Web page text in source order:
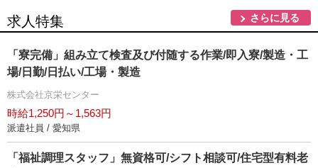
求人特集 さらに見る
「寮完備」組み立て検査及び付随する作業/即入寮/製造・工
場/日勤/日払い/工場・製造
株式会社京栄センター
時給1,250円～1,563円
派遣社員 / 愛知県
「福祉調理スタッフ」無資格可/シフト相談可/住宅型有料老